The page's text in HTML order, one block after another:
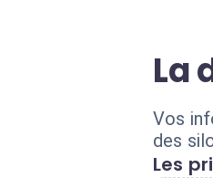
La
Vos
des
Les